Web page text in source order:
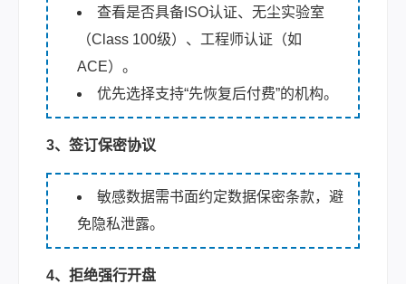
查看是否具备ISO认证、无尘实验室
（Class 100级）、工程师认证（如
ACE）。
优先选择支持“先恢复后付费”的机构。
3、签订保密协议
敏感数据需书面约定数据保密条款，避
免隐私泄露。
4、拒绝强行开盘